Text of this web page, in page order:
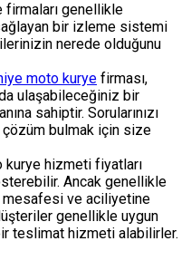
firmaları genellikle
bir izleme sistemi
nerede olduğunu
moto kurye firması,
ulaşabileceğiniz bir
sahiptir. Sorularınızı
çözüm bulmak için size
kurye hizmeti fiyatları
Ancak genellikle
ve aciliyetine
genellikle uygun
teslimat hizmeti alabilirler.